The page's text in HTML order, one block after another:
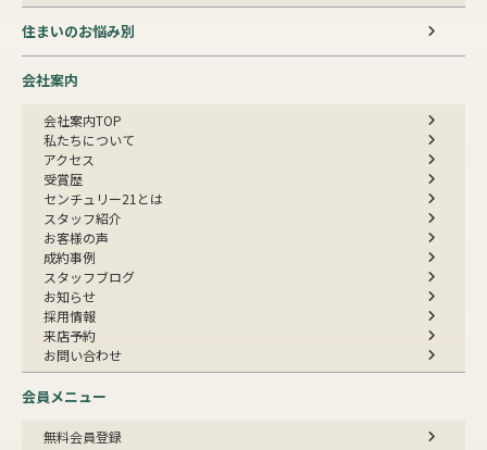
住まいのお悩み別
会社案内
会社案内TOP
私たちについて
アクセス
受賞歴
センチュリー21とは
スタッフ紹介
お客様の声
成約事例
スタッフブログ
お知らせ
採用情報
来店予約
お問い合わせ
会員メニュー
無料会員登録